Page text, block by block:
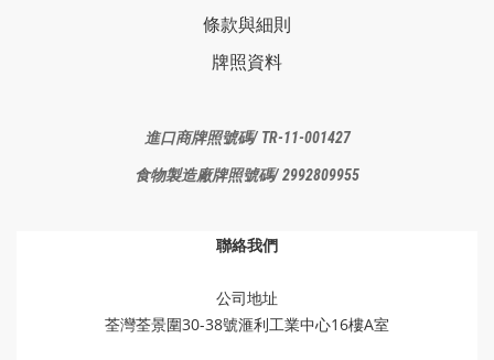
條款與細則
牌照資料
進口商牌照號碼/ TR-11-001427
食物製造廠牌照號碼/ 2992809955
聯絡我們
公司地址
荃灣荃景圍30-38號滙利工業中心16樓A室